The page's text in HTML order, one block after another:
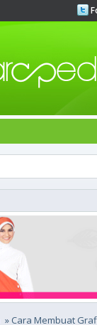
» Cara Membuat